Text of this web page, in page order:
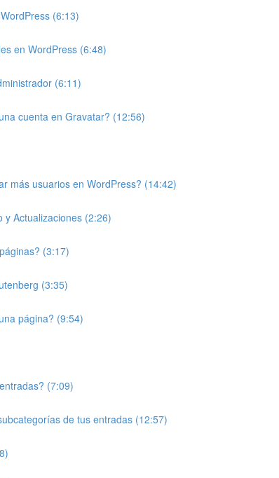
(6:13)
en WordPress (6:48)
(6:11)
cuenta en Gravatar? (12:56)
más usuarios en WordPress? (14:42)
y Actualizaciones (2:26)
(3:17)
(3:35)
página? (9:54)
(7:09)
de tus entradas (12:57)